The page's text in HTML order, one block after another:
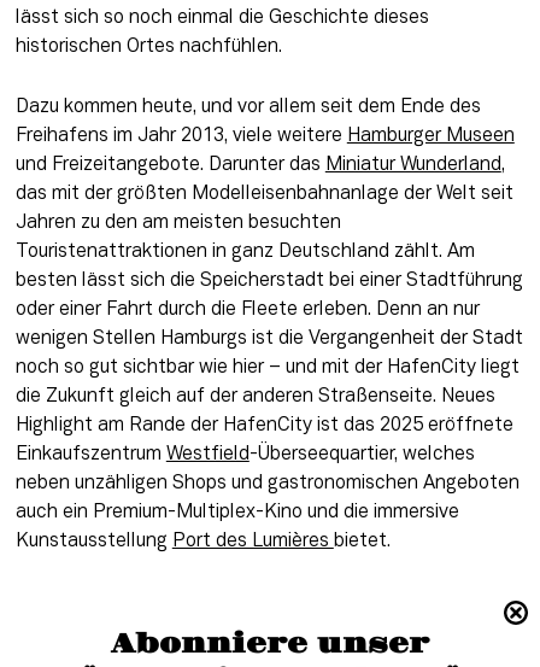
lässt sich so noch einmal die Geschichte dieses
historischen Ortes nachfühlen.
Dazu kommen heute, und vor allem seit dem Ende des
Freihafens im Jahr 2013, viele weitere Hamburger Museen
und Freizeitangebote. Darunter das Miniatur Wunderland,
das mit der größten Modelleisenbahnanlage der Welt seit
Jahren zu den am meisten besuchten
Touristenattraktionen in ganz Deutschland zählt. Am
besten lässt sich die Speicherstadt bei einer Stadtführung
oder einer Fahrt durch die Fleete erleben. Denn an nur
wenigen Stellen Hamburgs ist die Vergangenheit der Stadt
noch so gut sichtbar wie hier – und mit der HafenCity liegt
die Zukunft gleich auf der anderen Straßenseite. Neues
Highlight am Rande der HafenCity ist das 2025 eröffnete
Einkaufszentrum Westfield -Überseequartier, welches
neben unzähligen Shops und gastronomischen Angeboten
auch ein Premium-Multiplex-Kino und die immersive
Kunstausstellung Port des Lumières bietet.
Abonniere unser